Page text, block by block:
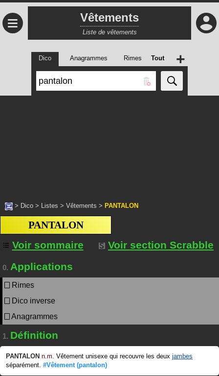
≡ Vêtements
Liste de vêtements
Dico Anagrammes Rimes Tout +
> Dico > Listes > Vêtements > PANTALON
PANTALON
Voir sommaire
Voir section Scrabble
0. Applications
Rimes
Dico inverse
Anagrammes
1. Définition
PANTALON n.m. Vêtement unisexe qui recouvre les deux jambes
séparément. #Vêtement (pantalon)